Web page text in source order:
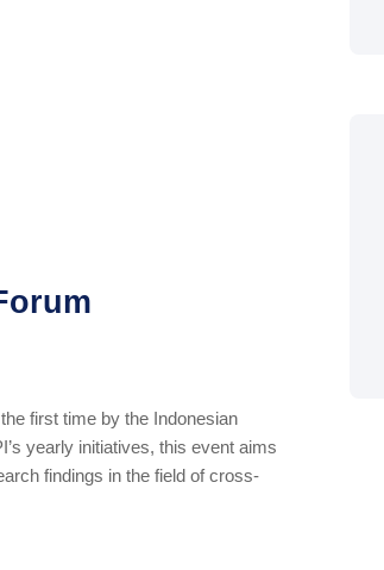
first time by the Indonesian
yearly initiatives, this event aims
findings in the field of cross-